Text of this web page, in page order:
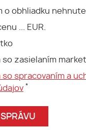
o obhliadku
... EUR.
so zasielaním
so spracovaním a
*